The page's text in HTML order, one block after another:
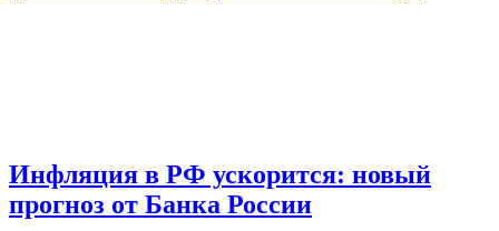
Инфляция в РФ ускорится: новый
прогноз от Банка России